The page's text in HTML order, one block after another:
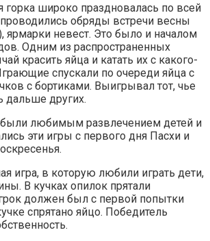
горка широко праздновалась по всей
обряды встречи весны
ярмарки невест. Это было и началом
Одним из распространенных
красить яйца и катать их с какого-
спускали по очереди яйца с
с бортиками. Выигрывал тот, чье
дальше других.
любимым развлечением детей и
эти игры с первого дня Пасхи и
игра, в которую любили играть дети,
В кучках опилок прятали
должен был с первой попытки
спрятано яйцо. Победитель